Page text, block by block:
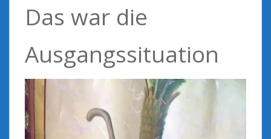
Das war die
Ausgangssituation